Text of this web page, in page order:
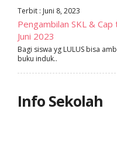
Terbit : Juni 8, 2023
Pengambilan SKL &
Juni 2023
Bagi siswa yg LULUS bisa
buku induk..
Info Sekolah